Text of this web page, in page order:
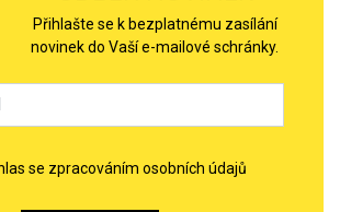
Přihlašte se k bezplatnému zasílání
novinek do Vaší e-mailové schránky.
se zpracováním osobních údajů